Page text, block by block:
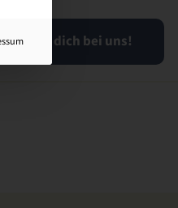
Meld dich bei uns!